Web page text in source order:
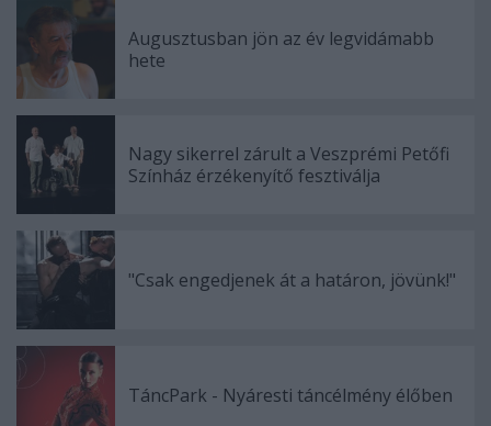
Augusztusban jön az év legvidámabb
hete
Nagy sikerrel zárult a Veszprémi Petőfi
Színház érzékenyítő fesztiválja
"Csak engedjenek át a határon, jövünk!"
TáncPark - Nyáresti táncélmény élőben